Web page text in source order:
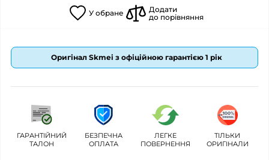
У обране
Додати
до порівняння
Оригінал Skmei з офіційною гарантією 1 рік
ГАРАНТІЙНИЙ
ТАЛОН
БЕЗПЕЧНА
ОПЛАТА
ЛЕГКЕ
ПОВЕРНЕННЯ
ТІЛЬКИ
ОРИГІНАЛИ